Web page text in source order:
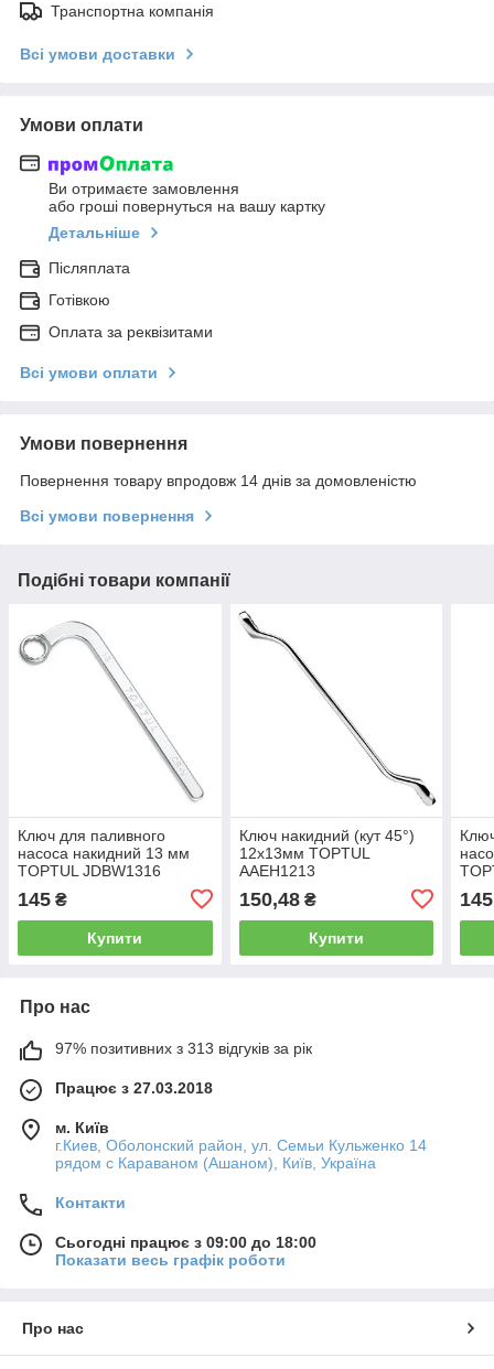
Транспортна компанія
Всі умови доставки
Умови оплати
Ви отримаєте замовлення
або гроші повернуться на вашу картку
Детальніше
Післяплата
Готівкою
Оплата за реквізитами
Всі умови оплати
Умови повернення
Повернення товару впродовж 14 днів за домовленістю
Всі умови повернення
Подібні товари компанії
Ключ для паливного
насоса накидний 13 мм
TOPTUL JDBW1316
145 ₴
Купити
Ключ накидний (кут 45°)
12х13мм TOPTUL
AAEH1213
150,48₴
Купити
Про нас
97% позитивних з 313 відгуків за рік
Працює з 27.03.2018
м. Київ
г.Киев, Оболонский район, ул. Семьи Кульженко 14
рядом с Караваном (Ашаном), Київ, Україна
Контакти
Сьогодні працює з 09:00 до 18:00
Показати весь графік роботи
Про нас